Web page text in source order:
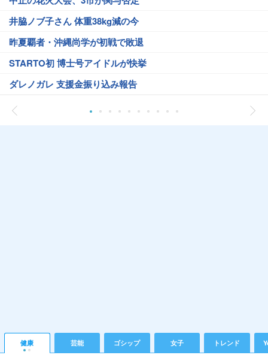
井脇ノブ子さん 体重38kg減の今
昨夏覇者・沖縄尚学が初戦で敗退
STARTO初 博士号アイドルが快挙
ダレノガレ 支援金振り込み報告
健康 芸能 ゴシップ 女子 トレンド